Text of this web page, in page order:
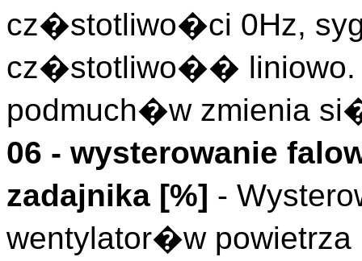
cz�stotliwo�ci 0Hz,
cz�stotliwo�� liniowo.
podmuch�w zmienia
06 - wysterowanie
zadajnika [%] -
wentylator�w powietrza